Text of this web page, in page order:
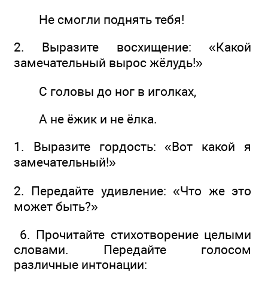
Не смогли поднять тебя!
2. Выразите восхищение: «Какой
замечательный вырос жёлудь!»
С головы до ног в иголках,
А не ёжик и не ёлка.
1. Выразите гордость: «Вот какой я
замечательный!»
2. Передайте удивление: «Что же это
может быть?»
6. Прочитайте стихотворение целыми
словами. Передайте голосом
различные интонации: